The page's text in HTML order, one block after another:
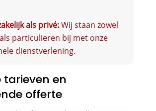
als privé:Wij staan zowel
particulieren bij met onze
dienstverlening.
tarieven en
offerte